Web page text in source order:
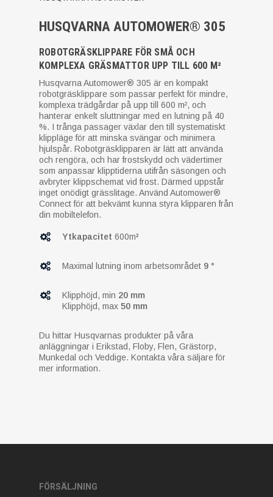
HUSQVARNA AUTOMOWER® 305
ROBOTGRÄSKLIPPARE FÖR SMÅ OCH
KOMPLEXA GRÄSMATTOR UPP TILL 600 M²
Husqvarna Automower® 305 är en kompakt
robotgräsklippare som passar perfekt för mindre,
komplexa trädgårdar på upp till 600 m², och
hanterar enkelt sluttningar med en lutning på 40
%. I trånga passager växlar den till systematiskt
klippläge för att minska svängar och minimera
hjulspår. Robotgräsklipparen är lätt att använda
och rengöra, och har frostskydd och vädertimer
som anpassar klipptiderna utifrån säsongen och
avbryter klippschemat vid frost. Därmed uppstår
inget onödigt grässlitage. Använd Automower®
Connect för att bekvämt kunna styra klipparen från
din mobiltelefon.
Ytkapacitet600m²
Maximal lutning inom arbetsområdet 9 °
Klipphöjd, min 20 mm
Klipphöjd, max50 mm
Du hittar Husqvarnas produkter på våra
anläggningar i Erikstad, Floby, Flen, Grästorp,
Munkedal och Veddige. Kontakta våra säljare för
mer information.
FÖRSÄLJNING